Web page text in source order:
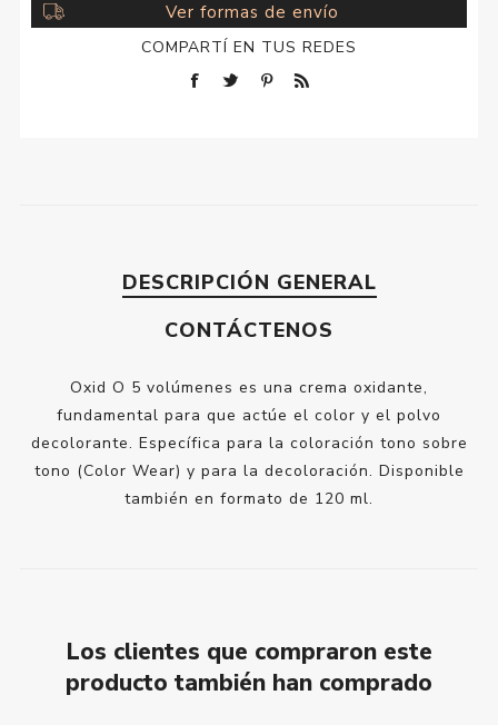
Ver formas de envío
COMPARTÍ EN TUS REDES
DESCRIPCIÓN GENERAL
CONTÁCTENOS
Oxid O 5 volúmenes es una crema oxidante,
fundamental para que actúe el color y el polvo
decolorante. Específica para la coloración tono sobre
tono (Color Wear) y para la decoloración. Disponible
también en formato de 120 ml.
Los clientes que compraron este
producto también han comprado